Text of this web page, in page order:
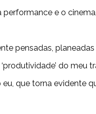
e o
pensadas,
do
eu, que torna